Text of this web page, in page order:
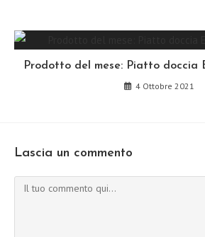
Prodotto del mese: Piatto doccia
4 Ottobre 2021
Lascia un commento
Commento